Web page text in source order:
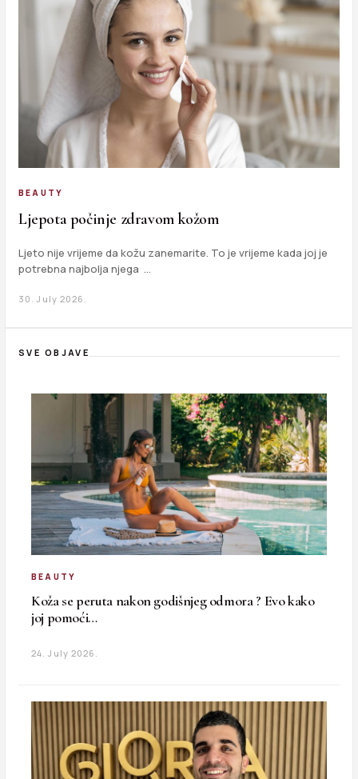
BEAUTY
Ljepota počinje zdravom kožom
Ljeto nije vrijeme da kožu zanemarite. To je vrijeme kada joj je
potrebna najbolja njega …
30. July 2026.
SVE OBJAVE
BEAUTY
Koža se peruta nakon godišnjeg odmora ? Evo kako
joj pomoći…
24. July 2026.